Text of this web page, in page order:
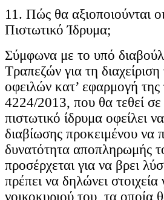
11. Πώς θα αξιοποιούνται
Πιστωτικό Ίδρυμα;
Σύμφωνα με το υπό
Τραπεζών για τη
οφειλών κατ’ εφαρμογή
4224/2013, που θα τεθεί
πιστωτικό ίδρυμα οφείλει
διαβίωσης προκειμένου να
δυνατότητα αποπληρωμής
προσέρχεται για να βρει
πρέπει να δηλώνει
νοικοκυριού του, τα οποία